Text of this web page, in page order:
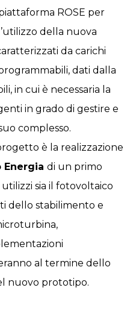
ROSE per
della nuova
da carichi
dati dalla
in cui è necessaria la
in grado di gestire e
complesso.
è la realizzazione
Energia di un primo
sia il fotovoltaico
dello stabilimento e
al termine dello
nuovo prototipo.